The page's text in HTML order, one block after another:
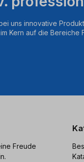
uns innovative
Kern auf die Bereiche
Freude